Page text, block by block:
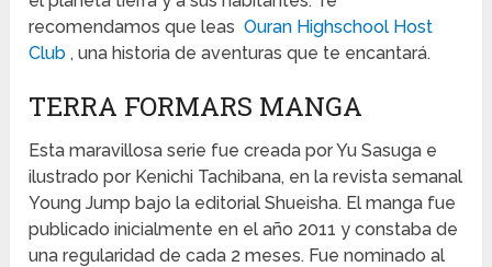
recomendamos que leasOuran Highschool Host
Club , una historia de aventuras que te encantará.
TERRA FORMARS MANGA
Esta maravillosa serie fue creada por Yu Sasuga e
ilustrado por Kenichi Tachibana, en la revista semanal
Young Jump bajo la editorial Shueisha. El manga fue
publicado inicialmente en el año 2011 y constaba de
una regularidad de cada 2 meses. Fue nominado al